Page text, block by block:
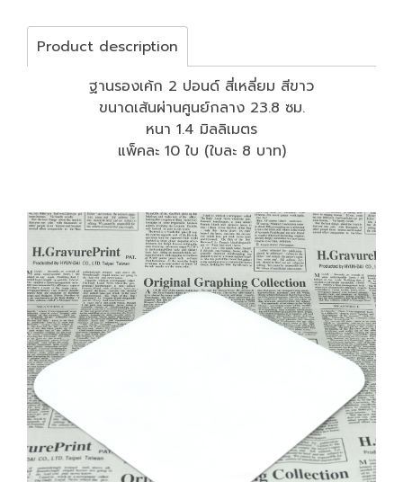
Product description
ฐานรองเค้ก 2 ปอนด์ สี่เหลี่ยม สีขาว
ขนาดเส้นผ่านศูนย์กลาง 23.8 ซม.
หนา 1.4 มิลลิเมตร
แพ็คละ 10 ใบ (ใบละ 8 บาท)